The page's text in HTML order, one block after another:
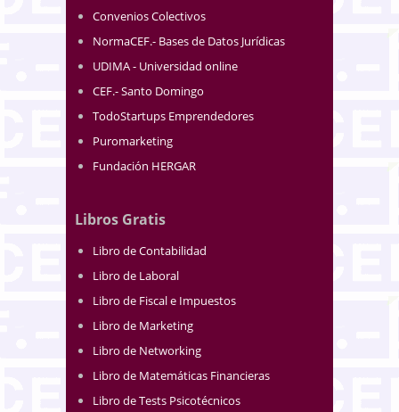
Convenios Colectivos
NormaCEF.- Bases de Datos Jurídicas
UDIMA - Universidad online
CEF.- Santo Domingo
TodoStartups Emprendedores
Puromarketing
Fundación HERGAR
Libros Gratis
Libro de Contabilidad
Libro de Laboral
Libro de Fiscal e Impuestos
Libro de Marketing
Libro de Networking
Libro de Matemáticas Financieras
Libro de Tests Psicotécnicos